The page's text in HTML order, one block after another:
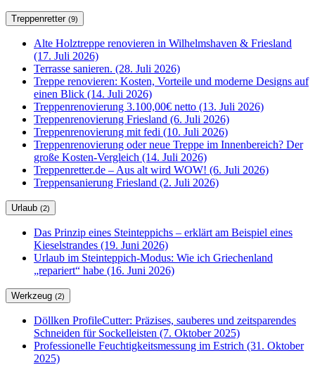
Treppenretter (9)
Alte Holztreppe renovieren in Wilhelmshaven & Friesland
(17. Juli 2026)
Terrasse sanieren. (28. Juli 2026)
Treppe renovieren: Kosten, Vorteile und moderne Designs auf
einen Blick (14. Juli 2026)
Treppenrenovierung 3.100,00€ netto (13. Juli 2026)
Treppenrenovierung Friesland (6. Juli 2026)
Treppenrenovierung mit fedi (10. Juli 2026)
Treppenrenovierung oder neue Treppe im Innenbereich? Der
große Kosten-Vergleich (14. Juli 2026)
Treppenretter.de – Aus alt wird WOW! (6. Juli 2026)
Treppensanierung Friesland (2. Juli 2026)
Urlaub (2)
Das Prinzip eines Steinteppichs – erklärt am Beispiel eines
Kieselstrandes (19. Juni 2026)
Urlaub im Steinteppich-Modus: Wie ich Griechenland
„repariert“ habe (16. Juni 2026)
Werkzeug (2)
Döllken ProfileCutter: Präzises, sauberes und zeitsparendes
Schneiden für Sockelleisten (7. Oktober 2025)
Professionelle Feuchtigkeitsmessung im Estrich (31. Oktober
2025)